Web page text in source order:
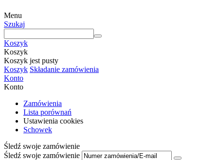
Menu
Szukaj
Koszyk
Koszyk
Koszyk jest pusty
Koszyk Składanie zamówienia
Konto
Konto
Zamówienia
Lista porównań
Ustawienia cookies
Schowek
Śledź swoje zamówienie
Śledź swoje zamówienie